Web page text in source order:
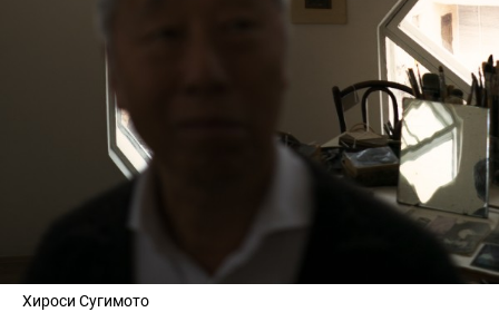
Хироси Сугимото